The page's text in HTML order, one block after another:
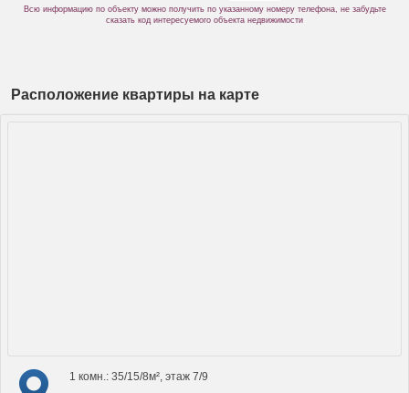
Всю информацию по объекту можно получить по указанному номеру телефона, не забудьте
сказать код интересуемого объекта недвижимости
Расположение квартиры на карте
1 комн.: 35/15/8м², этаж 7/9